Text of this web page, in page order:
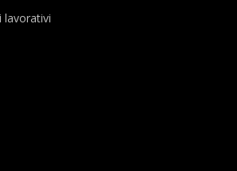
lavorativi